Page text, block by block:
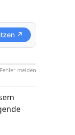
↗
Fehler melden